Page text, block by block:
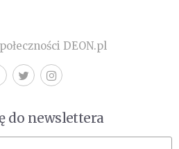
DEON.pl
do newslettera